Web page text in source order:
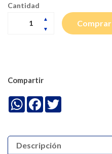
Cantidad
Comprar
Compartir
WhatsApp
Facebook
Descripción